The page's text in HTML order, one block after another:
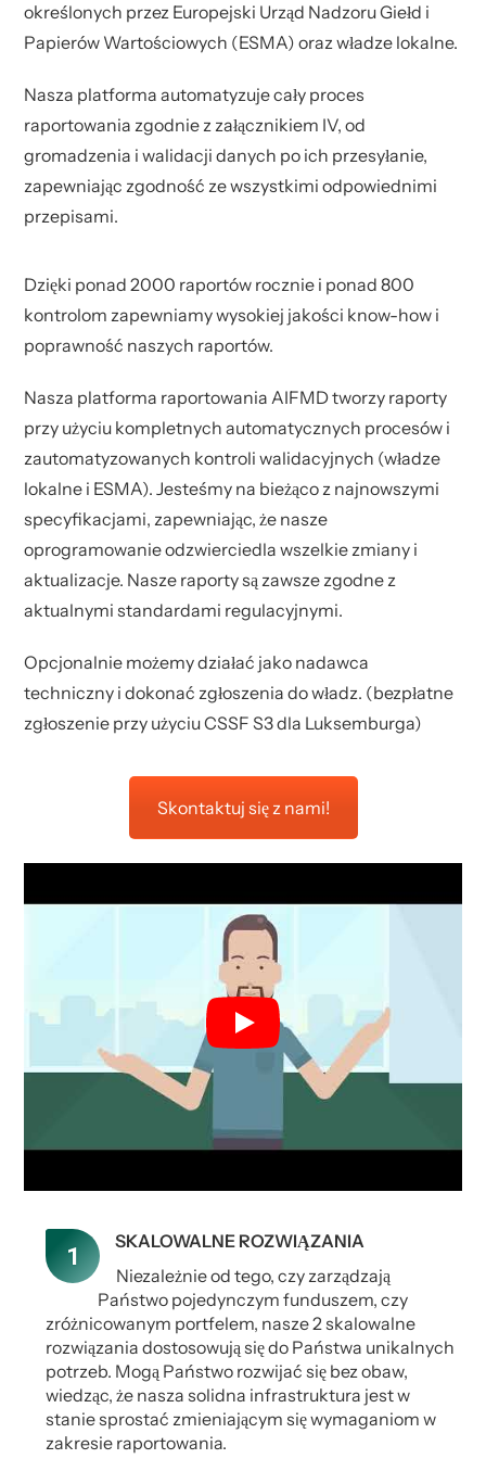
określonych przez Europejski Urząd Nadzoru Giełd i
Papierów Wartościowych (ESMA) oraz władze lokalne.
Nasza platforma automatyzuje cały proces
raportowania zgodnie z załącznikiem IV, od
gromadzenia i walidacji danych po ich przesyłanie,
zapewniając zgodność ze wszystkimi odpowiednimi
przepisami.
Dzięki ponad 2000 raportów rocznie i ponad 800
kontrolom zapewniamy wysokiej jakości know-how i
poprawność naszych raportów.
Nasza platforma raportowania AIFMD tworzy raporty
przy użyciu kompletnych automatycznych procesów i
zautomatyzowanych kontroli walidacyjnych (władze
lokalne i ESMA). Jesteśmy na bieżąco z najnowszymi
specyfikacjami, zapewniając, że nasze
oprogramowanie odzwierciedla wszelkie zmiany i
aktualizacje. Nasze raporty są zawsze zgodne z
aktualnymi standardami regulacyjnymi.
Opcjonalnie możemy działać jako nadawca
techniczny i dokonać zgłoszenia do władz. (bezpłatne
zgłoszenie przy użyciu CSSF S3 dla Luksemburga)
Skontaktuj się z nami!
SKALOWALNE ROZWIĄZANIA
Niezależnie od tego, czy zarządzają
Państwo pojedynczym funduszem, czy
zróżnicowanym portfelem, nasze 2 skalowalne
rozwiązania dostosowują się do Państwa unikalnych
potrzeb. Mogą Państwo rozwijać się bez obaw,
wiedząc, że nasza solidna infrastruktura jest w
stanie sprostać zmieniającym się wymaganiom w
zakresie raportowania.